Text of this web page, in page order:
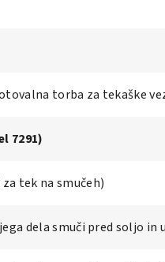
torba za tekaške
7291)
tek na smučeh)
dela smuči pred soljo in